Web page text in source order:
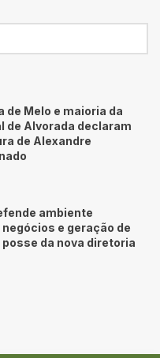
de Melo e maioria da
de Alvorada declaram
de Alexandre
ambiente
e geração de
da nova diretoria